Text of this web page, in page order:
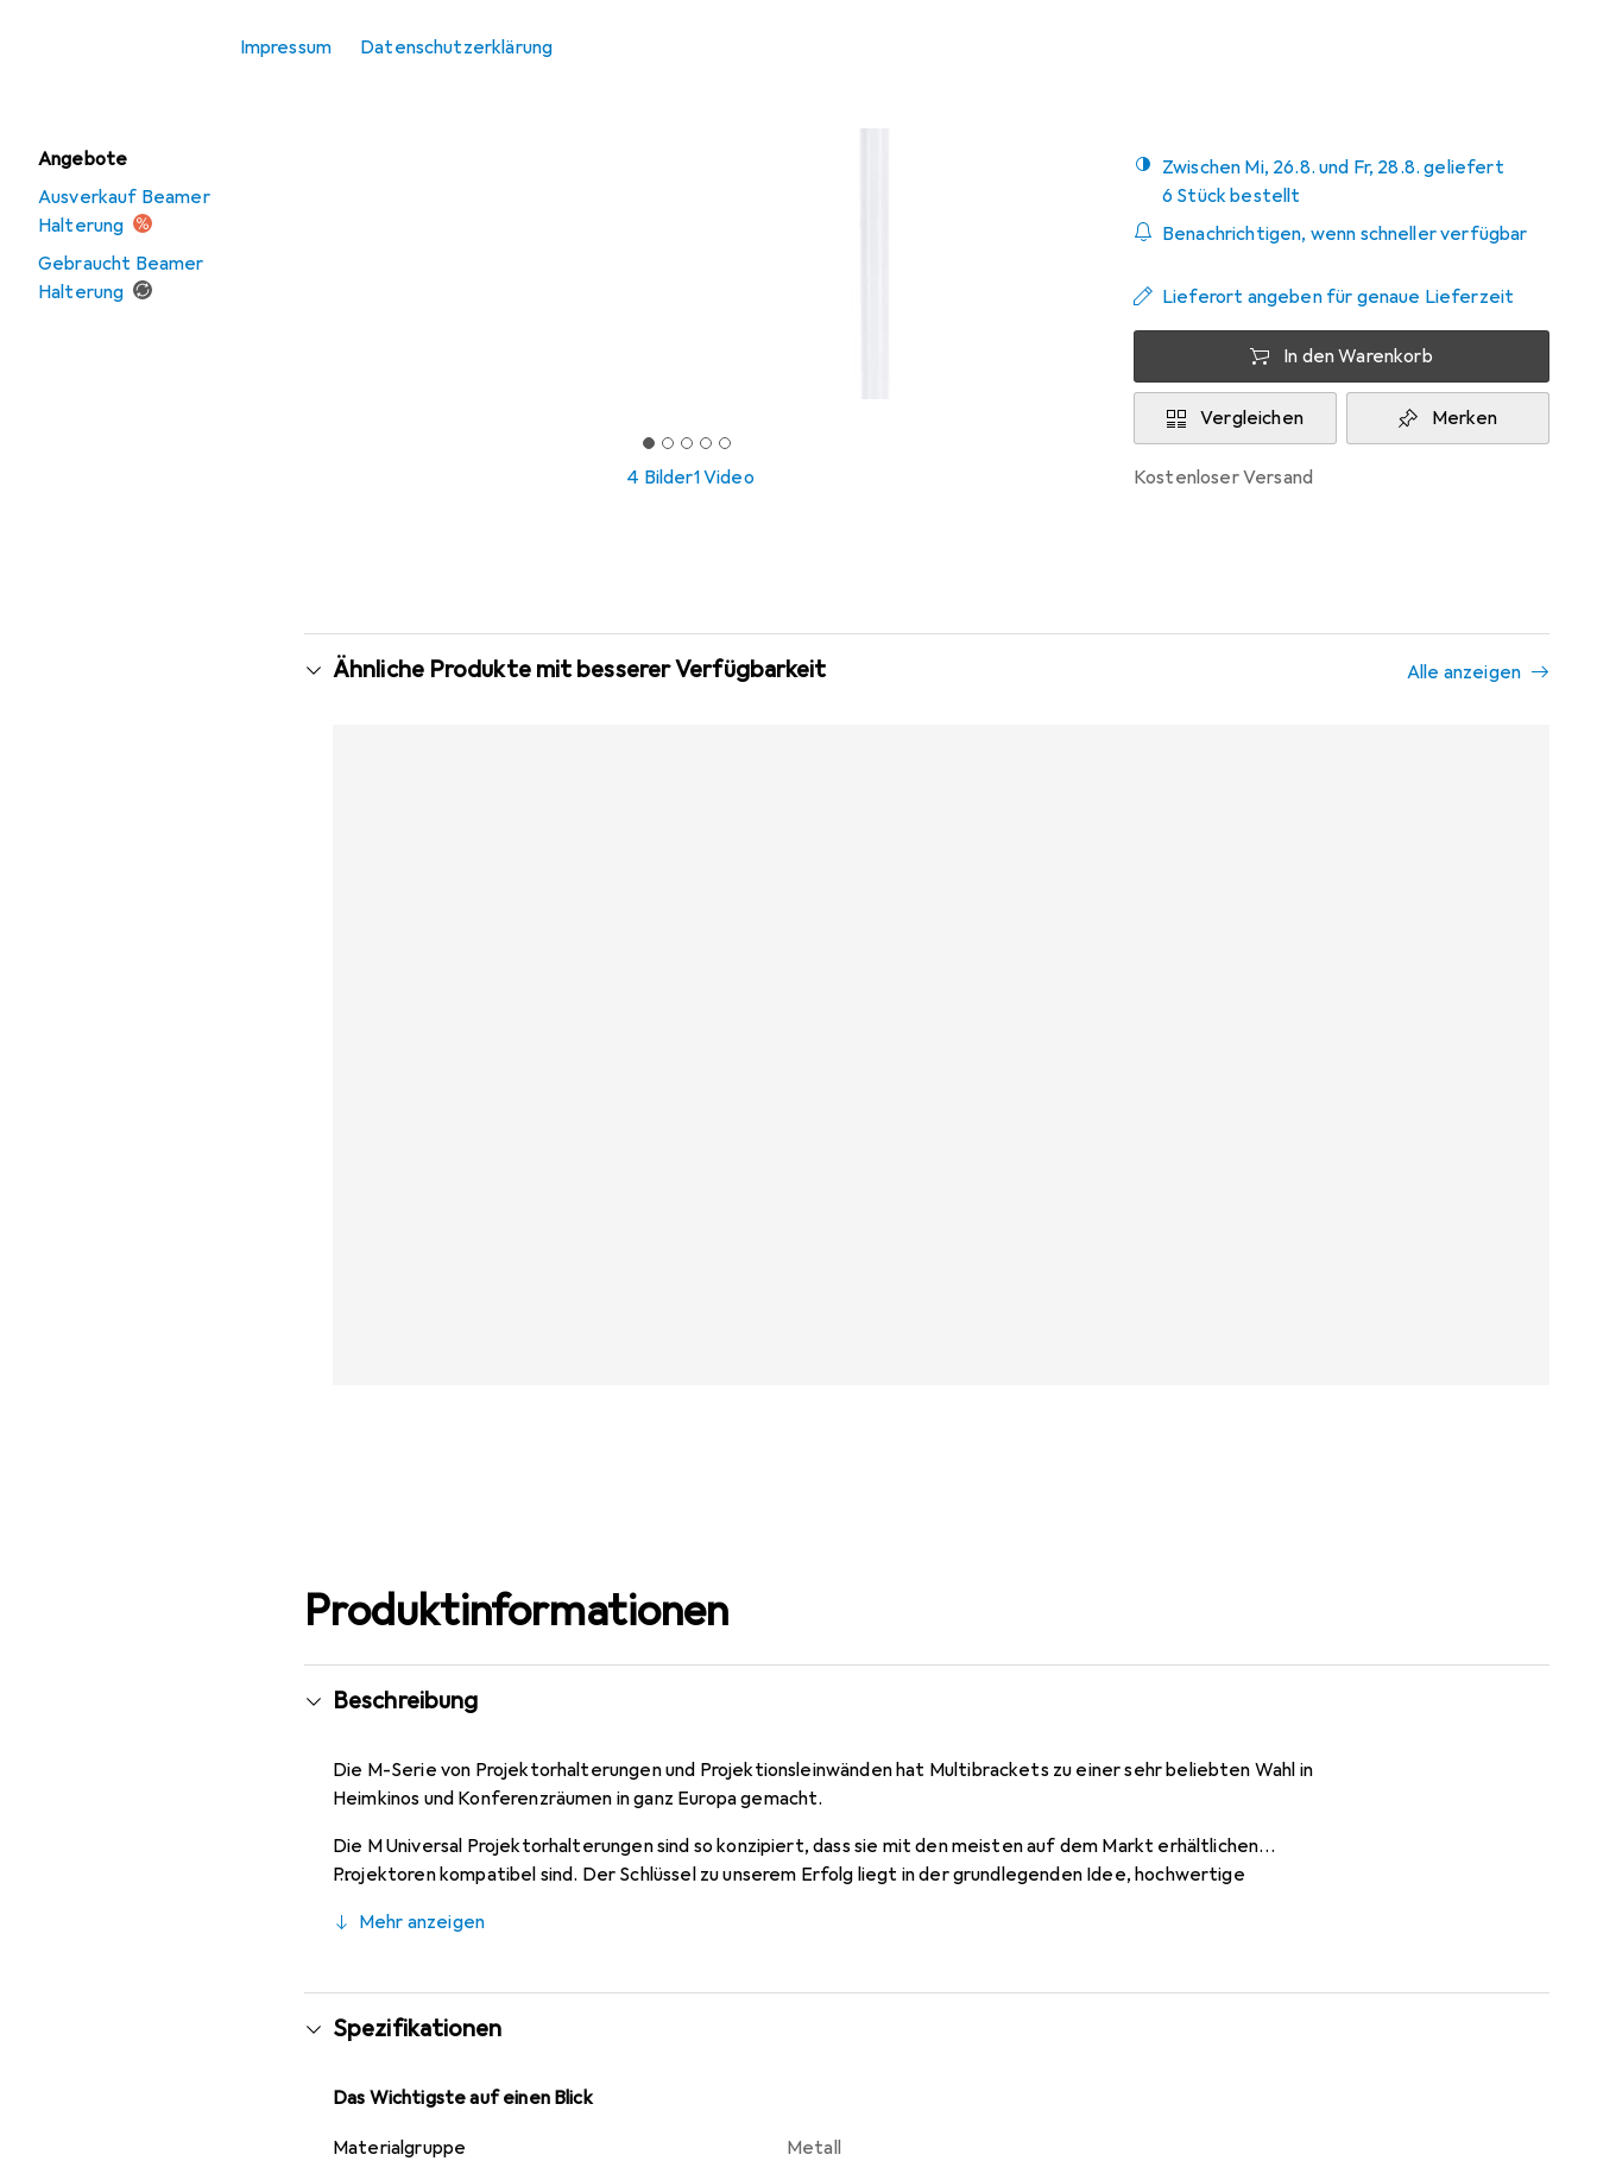
Impressum Datenschutzerklärung
Angebote
Ausverkauf Beamer
Halterung
Gebraucht Beamer
Halterung
4 Bilder1 Video
Zwischen Mi, 26.8. und Fr, 28.8. geliefert
6 Stück bestellt
Benachrichtigen, wenn schneller verfügbar
Lieferort angeben für genaue Lieferzeit
In den Warenkorb
Vergleichen Merken
kostenloser Versand
Ähnliche Produkte mit besserer Verfügbarkeit Alle anzeigen
Produktinformationen
Beschreibung
Die M-Serie von Projektorhalterungen und Projektionsleinwänden hat Multibrackets zu einer sehr beliebten Wahl in
Heimkinos und Konferenzräumen in ganz Europa gemacht.
Die M Universal Projektorhalterungen sind so konzipiert, dass sie mit den meisten auf dem Markt erhältlichen
Projektoren kompatibel sind. Der Schlüssel zu unserem Erfolg liegt in der grundlegenden Idee, hochwertige
flexible Lösungen zu einem Bruchteil der Kosten unserer Mitbewerber.
Mehr anzeigen
Spezifikationen
Das Wichtigste auf einen Blick
Materialgruppe Metall